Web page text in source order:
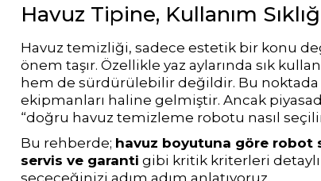
Multi Tablet Klor
Sıvı Klor
Dezenfektan
Kablosuz Havuz Temizleme Robotları
Zodiac Havuz
Robotları
Hayward Havuz
Bs Pool
Klor Üretim Hücreleri
Gemaş
Puritron Yedek Elektrod
Bahçe Aydınlatma
Havuz
Aydınlatma Panoları
Havuz Trafoları
İthal Havuz
Pompaları
Tüm Havuz pompa
Havuz Örtüsü
Havuz Yapım Seti
Havuz Merdiven
Havuz Tipine, Kullanım
Havuz temizliği, sadece estetik bir konu
önem taşır. Özellikle yaz aylarında sık
hem de sürdürülebilir değildir. Bu noktada
ekipmanları haline gelmiştir. Ancak
“doğru havuz temizleme robotu nasıl
Bu rehberde; havuz boyutuna göre robot
servis ve garanti gibi kritik kriterleri detaylı